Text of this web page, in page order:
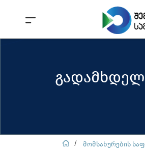
მომსახურების